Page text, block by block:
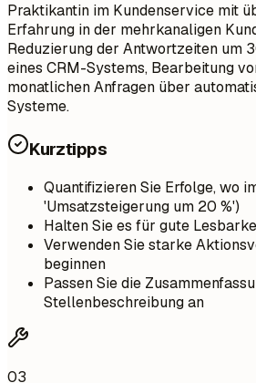
Praktikantin im Kundenservice mit
Erfahrung in der mehrkanaligen
Reduzierung der Antwortzeiten um
eines CRM-Systems, Bearbeitung
monatlichen Anfragen über
Systeme.
Kurztipps
Quantifizieren Sie Erfolge, wo
'Umsatzsteigerung um 20 %')
Halten Sie es für gute
Verwenden Sie starke
beginnen
Passen Sie die
Stellenbeschreibung an
03